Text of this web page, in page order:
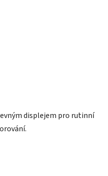
displejem pro rutinní